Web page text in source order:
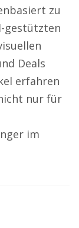
zu
gestützten
Deals
erfahren
nur für
im